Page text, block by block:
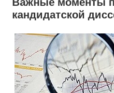
кандидатской